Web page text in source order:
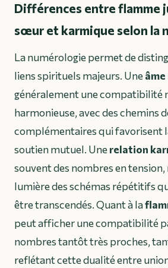
Différences entre flamme
sœur et karmique selon la
La numérologie permet de
liens spirituels majeurs. Une
généralement une compatibilité
harmonieuse, avec des chemins
complémentaires qui favorisent
soutien mutuel. Unerelation
souvent des nombres en
lumière des schémas répétitifs
être transcendés. Quant à la
peut afficher une compatibilité
nombres tantôt très proches,
reflétant cette dualité entre